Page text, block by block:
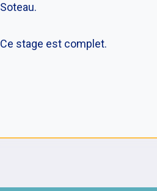
Soteau.
Ce stage est complet.